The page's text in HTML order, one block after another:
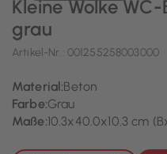
Kleine Wolke
grau
Artikel-Nr.: 001255258003000
Material:Beton
Farbe:Grau
Maße:10.3x40.0x10.3 cm